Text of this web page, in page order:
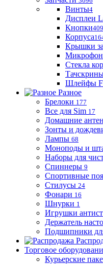
Винты4
Дисплеи
Кнопки409
Корпуса
Крышки
Стекла
Шлейфы
Разное
Брелоки 177
Все для Sim 17
Домашние
Зонты и
Лампы 68
Моноподы и
Наборы для
Спиннеры 9
Спортивные
Стилусы 24
Фонари 16
Шнурки 1
Игрушки
Держатель
Подшипники
Торговое
Курьерские